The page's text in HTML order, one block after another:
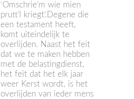
‘Omschrie’m wie mien
prutt’l kriegt’.Degene die
een testament heeft,
komt uiteindelijk te
overlijden. Naast het feit
dat we te maken hebben
met de belastingdienst,
het feit dat het elk jaar
weer Kerst wordt, is het
overlijden van ieder mens